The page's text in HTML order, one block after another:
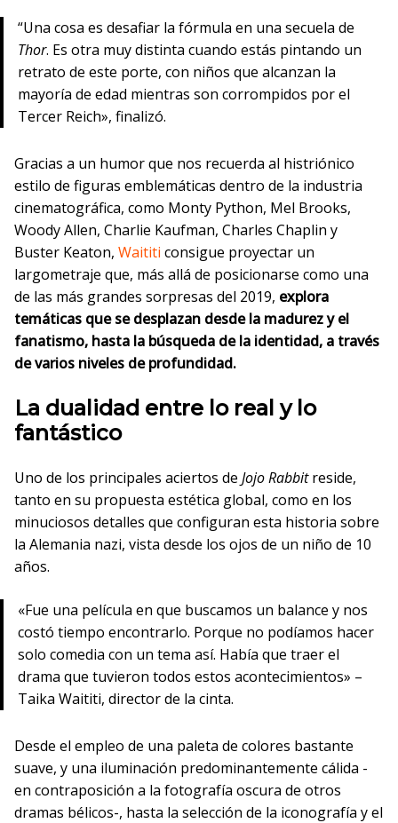
“Una cosa es desafiar la fórmula en una secuela de
Thor. Es otra muy distinta cuando estás pintando un
retrato de este porte, con niños que alcanzan la
mayoría de edad mientras son corrompidos por el
Tercer Reich», finalizó.
Gracias a un humor que nos recuerda al histriónico
estilo de figuras emblemáticas dentro de la industria
cinematográfica, como Monty Python, Mel Brooks,
Woody Allen, Charlie Kaufman, Charles Chaplin y
Buster Keaton, Waititi consigue proyectar un
largometraje que, más allá de posicionarse como una
de las más grandes sorpresas del 2019, explora
temáticas que se desplazan desde la madurez y el
fanatismo, hasta la búsqueda de la identidad, a través
de varios niveles de profundidad.
La dualidad entre lo real y lo
fantástico
Uno de los principales aciertos de Jojo Rabbitreside,
tanto en su propuesta estética global, como en los
minuciosos detalles que configuran esta historia sobre
la Alemania nazi, vista desde los ojos de un niño de 10
años.
«Fue una película en que buscamos un balance y nos
costó tiempo encontrarlo. Porque no podíamos hacer
solo comedia con un tema así. Había que traer el
drama que tuvieron todos estos acontecimientos» –
Taika Waititi, director de la cinta.
Desde el empleo de una paleta de colores bastante
suave, y una iluminación predominantemente cálida -
en contraposición a la fotografía oscura de otros
dramas bélicos-, hasta la selección de la iconografía y el